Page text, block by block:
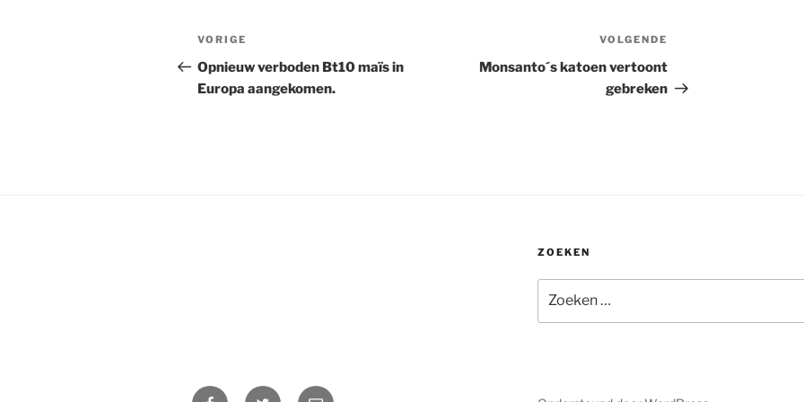
Bericht
navigatie
Vorig
bericht
VORIGE
Opnieuw verboden Bt10 maïs in
Europa aangekomen.
bericht
VOLGENDE
Monsanto´s katoen vertoont
gebreken
ZOEKEN
naar:
FacebookTwitter E-